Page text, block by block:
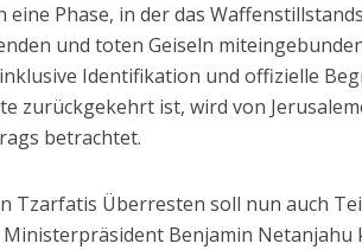
eine Phase, in der das
und toten Geiseln
Identifikation und offizielle
zurückgekehrt ist, wird von
betrachtet.
Tzarfatis Überresten soll nun auch
Ministerpräsident Benjamin